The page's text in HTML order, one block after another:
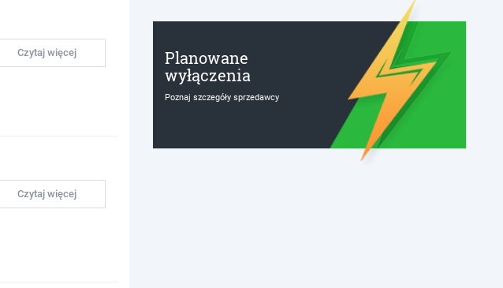
Czytaj więcej
Czytaj więcej
Planowane
wyłączenia
Poznaj szczegóły sprzedawcy